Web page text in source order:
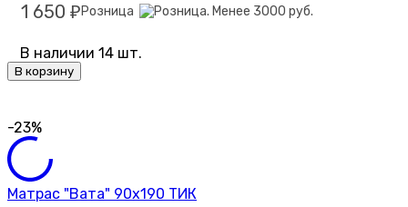
1 650 ₽ Розница
В наличии 14 шт.
В корзину
-23%
Матрас "Вата" 90х190 ТИК